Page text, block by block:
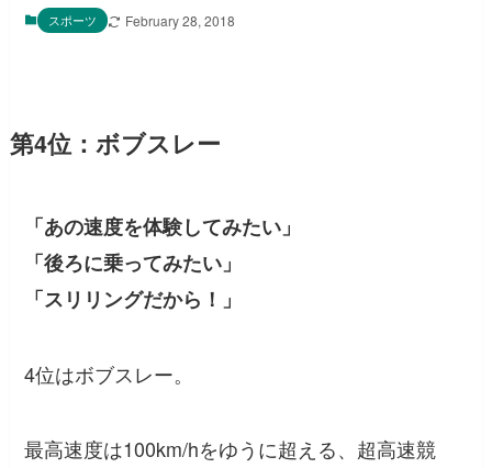
スポーツ February 28, 2018
第4位：ボブスレー
「あの速度を体験してみたい」
「後ろに乗ってみたい」
「スリリングだから！」
4位はボブスレー。
最高速度は100km/hをゆうに超える、超高速競